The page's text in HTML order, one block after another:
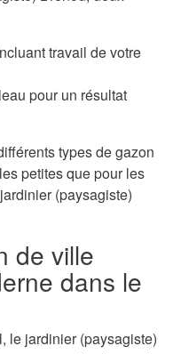
travail de votre
pour un résultat
types de gazon
petites que pour les
(paysagiste)
de ville
dans le
le jardinier (paysagiste)